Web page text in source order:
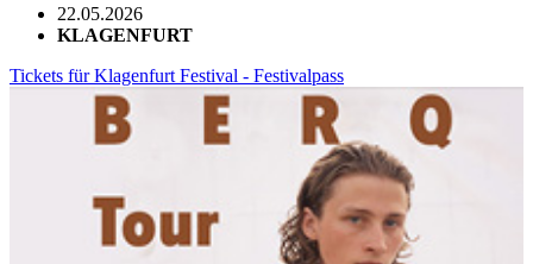
22.05.2026
KLAGENFURT
Tickets für Klagenfurt Festival - Festivalpass